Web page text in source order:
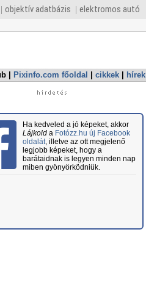
objektív adatbázis elektromos autó
Pixinfo.com főoldal cikkek hírek
Ha kedveled a jó képeket, akkor
Lájkolda Fotózz.hu új Facebook
oldalát, illetve az ott megjelenő
legjobb képeket, hogy a
barátaidnak is legyen minden nap
miben gyönyörködniük.